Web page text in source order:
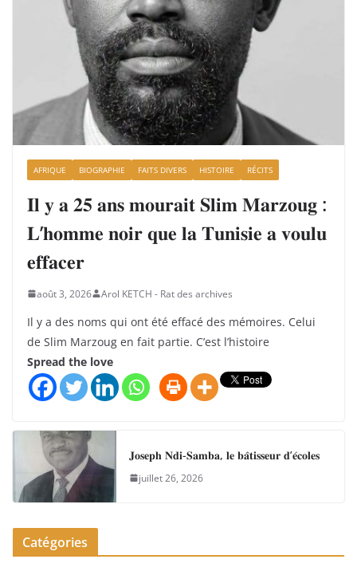
AFRIQUE BIOGRAPHIE FAITS DIVERS HISTOIRE RÉCITS
𝐈𝐥 𝐲 𝐚 𝟐𝟓 𝐚𝐧𝐬 𝐦𝐨𝐮𝐫𝐚𝐢𝐭 𝐒𝐥𝐢𝐦 𝐌𝐚𝐫𝐳𝐨𝐮𝐠 :
𝐋’𝐡𝐨𝐦𝐦𝐞 𝐧𝐨𝐢𝐫 𝐪𝐮𝐞 𝐥𝐚 𝐓𝐮𝐧𝐢𝐬𝐢𝐞 𝐚 𝐯𝐨𝐮𝐥𝐮
𝐞𝐟𝐟𝐚𝐜𝐞𝐫
août 3, 2026 Arol KETCH - Rat des archives
Il y a des noms qui ont été effacé des mémoires. Celui
de Slim Marzoug en fait partie. C’est l’histoire
Spread the love
𝐉𝐨𝐬𝐞𝐩𝐡 𝐍𝐝𝐢-𝐒𝐚𝐦𝐛𝐚, 𝐥𝐞 𝐛𝐚̂𝐭𝐢𝐬𝐬𝐞𝐮𝐫 𝐝’𝐞́𝐜𝐨𝐥𝐞𝐬
juillet 26, 2026
Catégories